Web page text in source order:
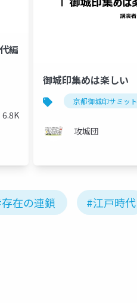
ン・ショック療法
編
6.8K
御城印集めは楽しい
京都御城印サミット
攻城団
在の連鎖 #江戸時代